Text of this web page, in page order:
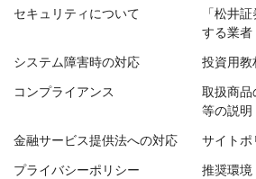
セキュリティについて
「松井
する業者
システム障害時の対応 投資用教
コンプライアンス
取扱商品
等の説明
金融サービス提供法への対応 サイトポ
プライバシーポリシー 推奨環境